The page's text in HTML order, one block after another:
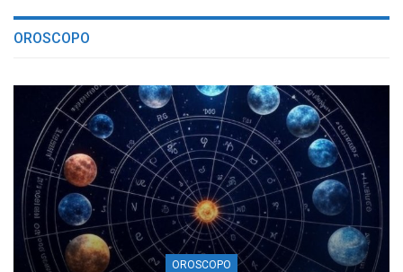
OROSCOPO
OROSCOPO